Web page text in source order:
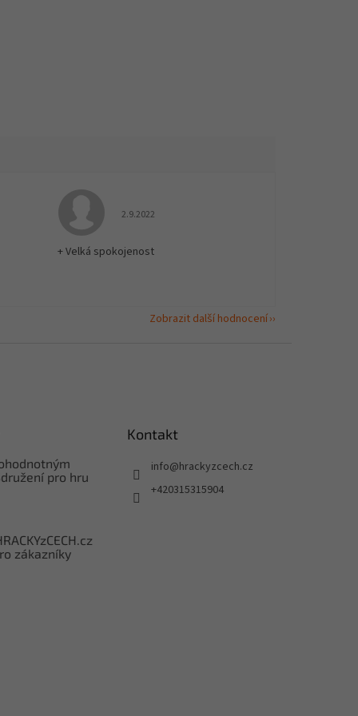
z 5 hvězdiček. Hodnocení obchodu je 5 z 5 hvězdiček.
2.9.2022
+ Velká spokojenost
Zobrazit další hodnocení
pro hru
zákazníky
Kontakt
info@hrackyzcech.cz
+420315315904